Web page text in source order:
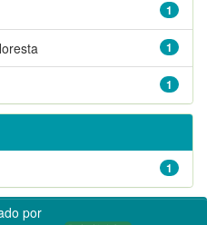
1
1
1
1
por